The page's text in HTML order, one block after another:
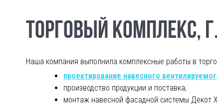
ТОРГОВЫЙ КОМПЛЕКС,
Наша компания выполнила комплексные работы в
проектирование навесного
производство продукции и поставка;
монтаж навесной фасадной системы Декот